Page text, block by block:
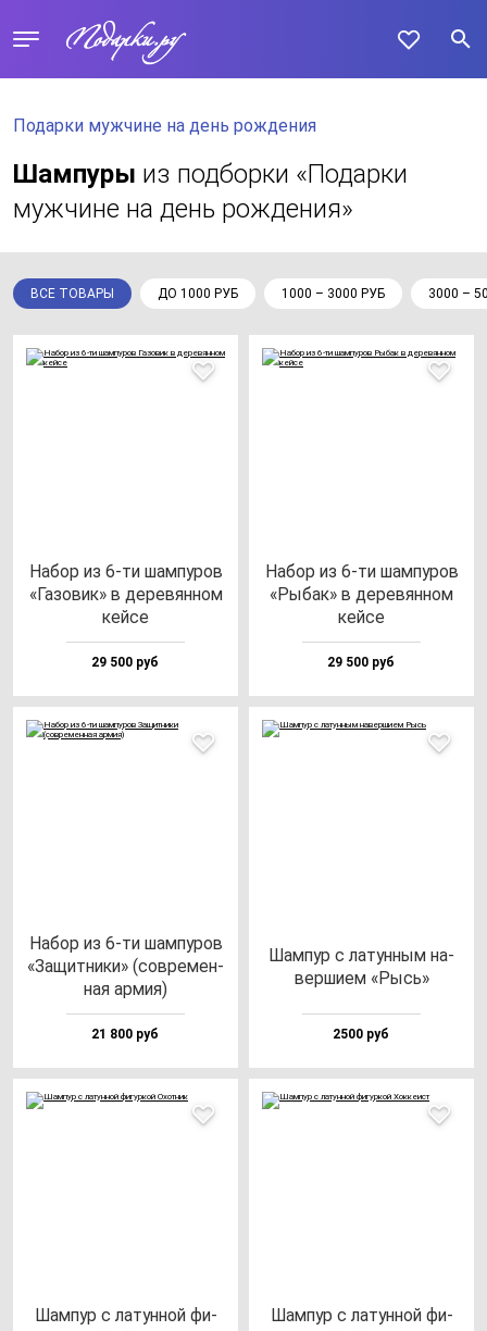
Подарки мужчине на день рождения
Шампуры из подборки «Подарки
мужчине на день рождения»
ВСЕ ТОВАРЫ ДО 1000 РУБ 1000 – 3000 РУБ 3000 –
Набор из 6-ти шам­пу­ров
«Газо­вик» в де­ре­вян­ном
кей­се
29 500 руб
Набор из 6-ти шам­пу­ров
«Рыбак» в де­ре­вян­ном
кей­се
29 500 руб
Набор из 6-ти шам­пу­ров
«Защит­ни­ки» (сов­ре­мен­
ная ар­мия)
21 800 руб
Шам­пур с ла­тун­ным на­
вер­ши­ем «Рысь»
2500 руб
Шам­пур с ла­тун­ной фи­
Шам­пур с ла­тун­ной фи­